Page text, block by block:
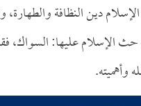
دين النظافة
حث الإسلام عليها: السواك،
وأهميته.